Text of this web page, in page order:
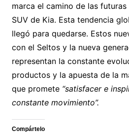
marca el camino de las
SUV de Kia. Esta tendencia
llegó para quedarse. Estos
con el Seltos y la nueva
representan la constante
productos y la apuesta de la
que promete“satisfacer e
constante movimiento”.
Compártelo